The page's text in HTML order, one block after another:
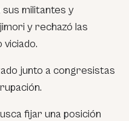
sus militantes y
y rechazó las
viciado.
junto a congresistas
fijar una posición